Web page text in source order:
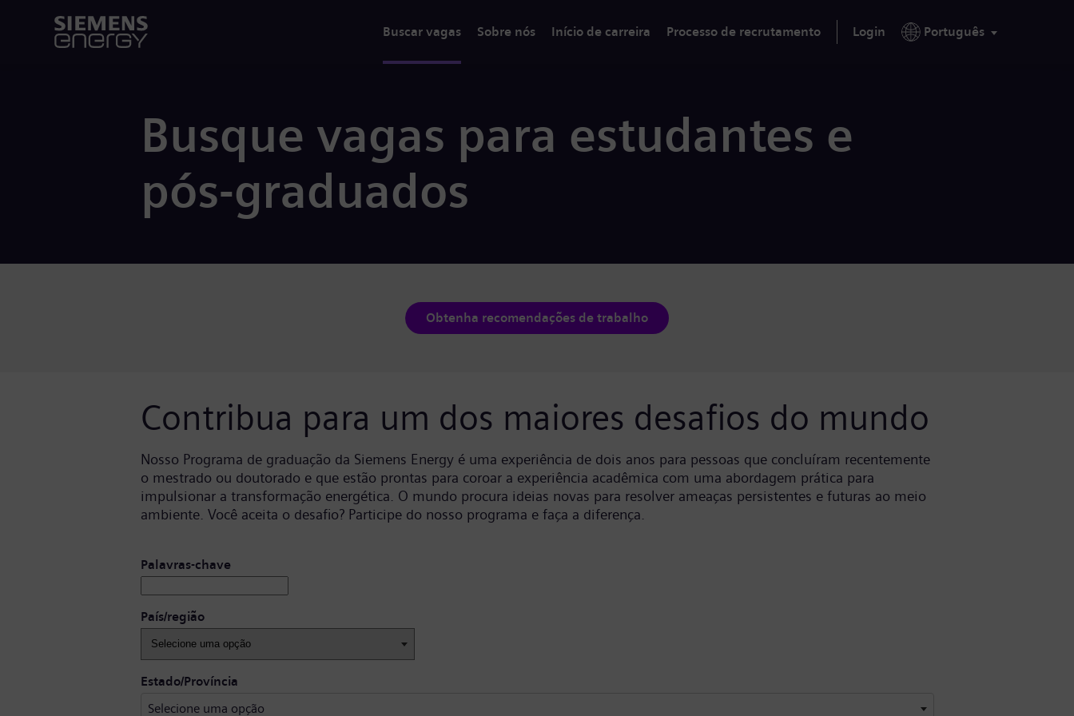
Buscar vagas Sobre nós Início de carreira Processo de recrutamento Login Português
Busque vagas para estudantes e
pós-graduados
Obtenha recomendações de trabalho
Contribua para um dos maiores desafios do mundo
Nosso Programa de graduação da Siemens Energy é uma experiência de dois anos para pessoas que concluíram recentemente
o mestrado ou doutorado e que estão prontas para coroar a experiência acadêmica com uma abordagem prática para
impulsionar a transformação energética. O mundo procura ideias novas para resolver ameaças persistentes e futuras ao meio
ambiente. Você aceita o desafio? Participe do nosso programa e faça a diferença.
Buscar cargos disponíveis
Palavras-chave
País/região
Estado/ProvínciaSelecione uma opção
Selecione uma opção